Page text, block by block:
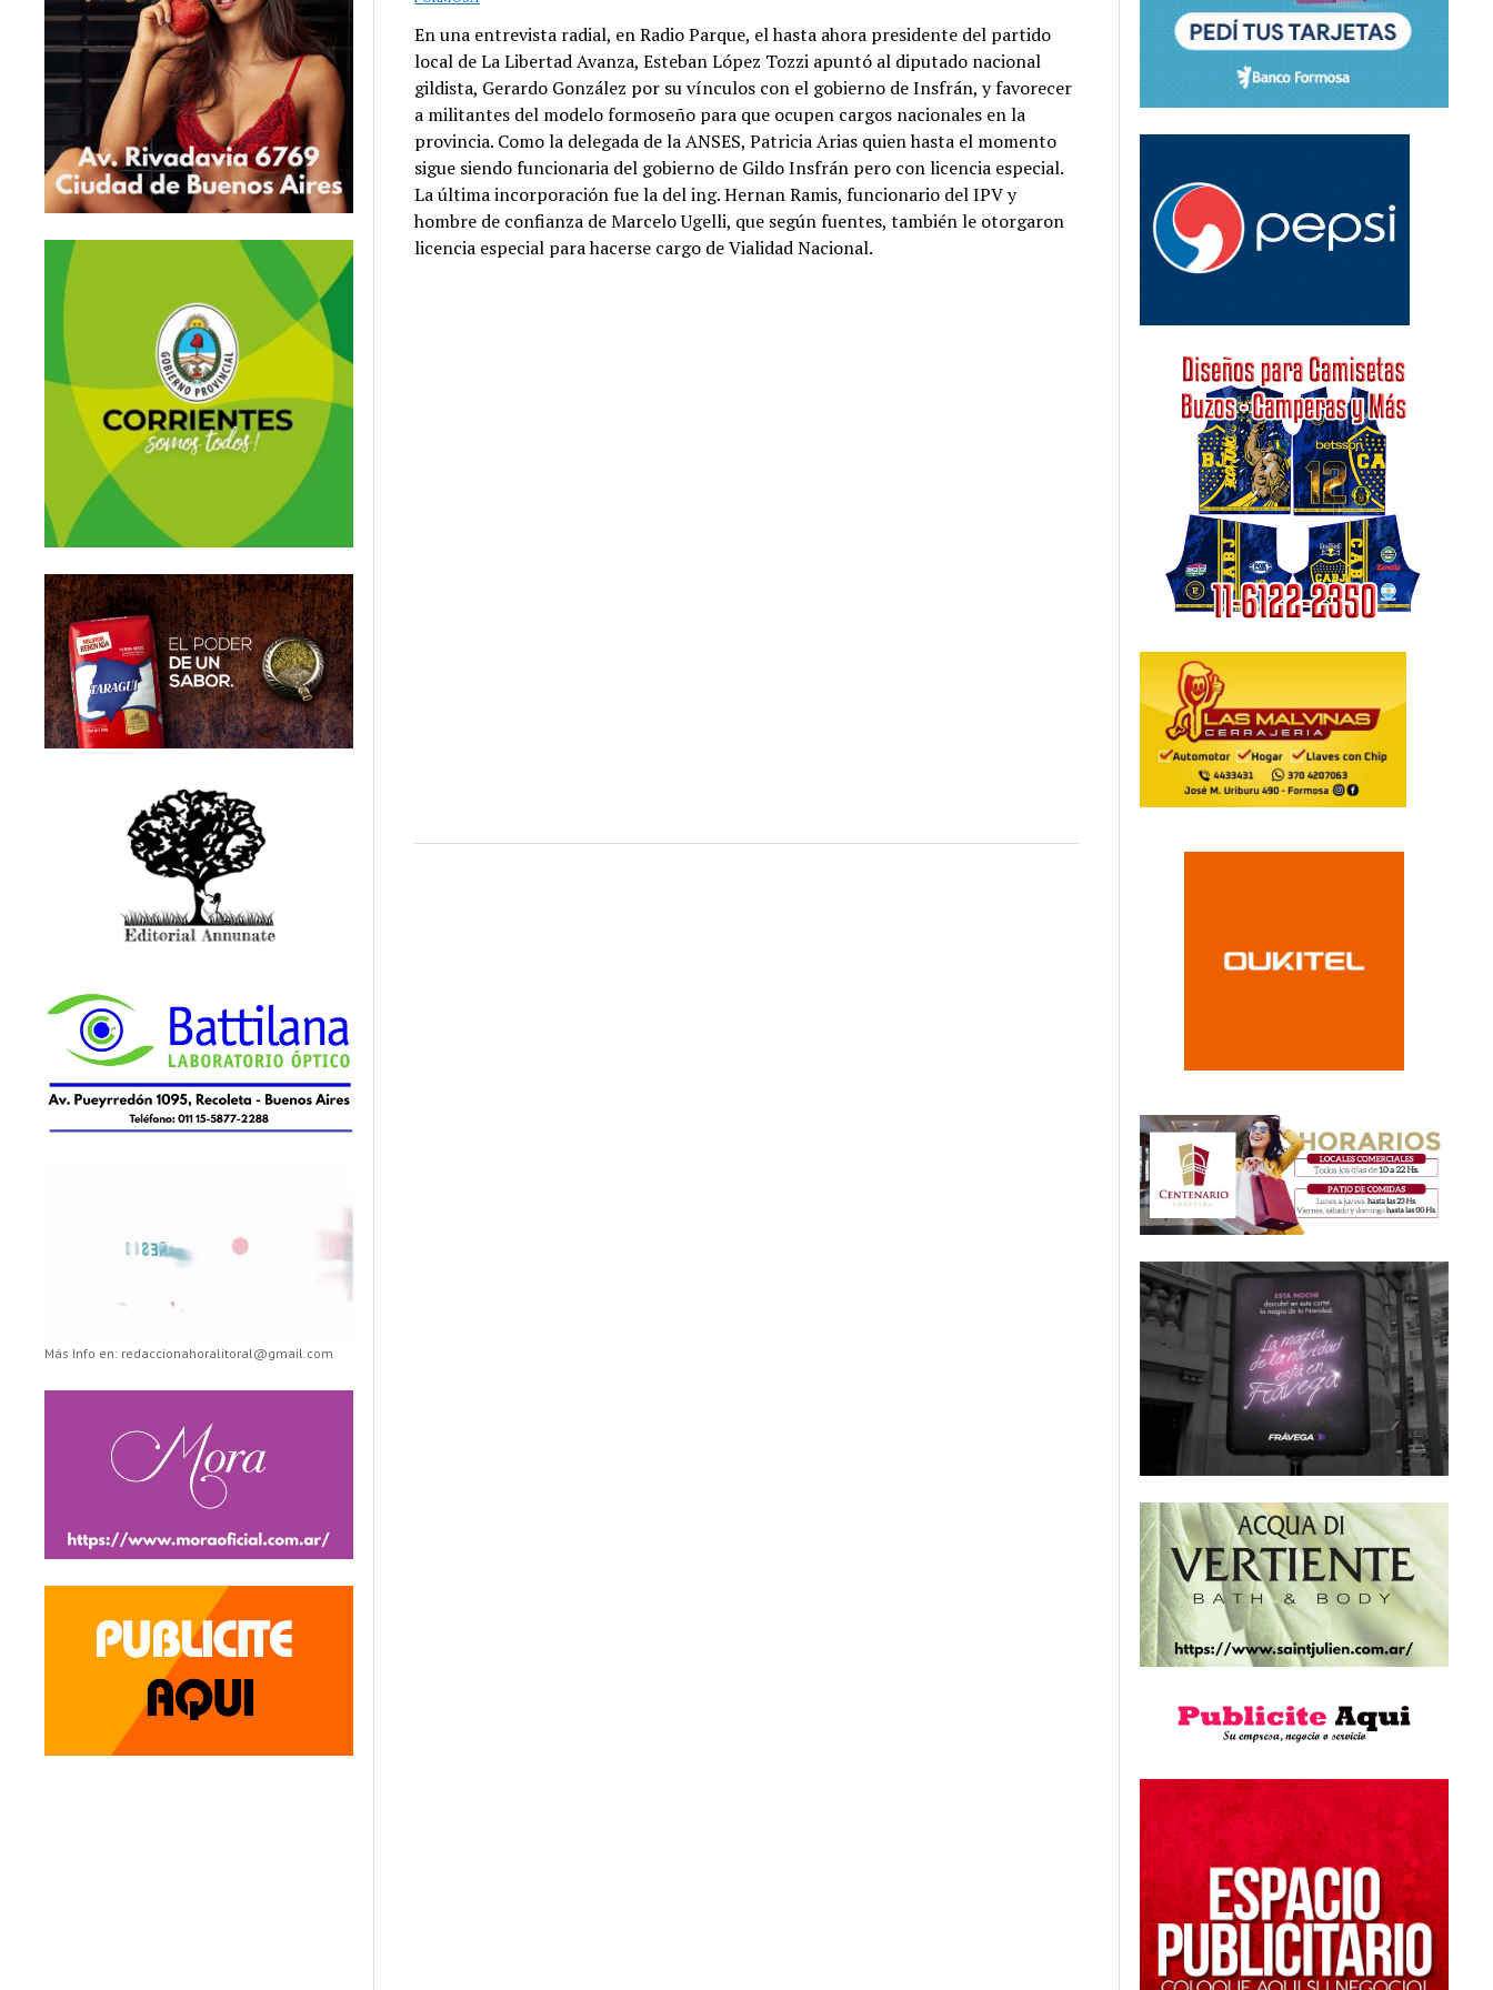
Más Info en: redaccionahoralitoral@gmail.com
En una entrevista radial, en Radio Parque, el hasta ahora presidente del partido
local de La Libertad Avanza, Esteban López Tozzi apuntó al diputado nacional
gildista, Gerardo González por su vínculos con el gobierno de Insfrán, y favorecer
a militantes del modelo formoseño para que ocupen cargos nacionales en la
provincia. Como la delegada de la ANSES, Patricia Arias quien hasta el momento
sigue siendo funcionaria del gobierno de Gildo Insfrán pero con licencia especial.
La última incorporación fue la del ing. Hernan Ramis, funcionario del IPV y
hombre de confianza de Marcelo Ugelli, que según fuentes, también le otorgaron
licencia especial para hacerse cargo de Vialidad Nacional.